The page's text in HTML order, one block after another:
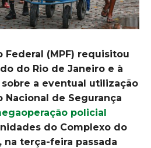
Federal (MPF) requisitou
do Rio de Janeiro e à
a eventual utilização
Nacional de Segurança
policial
do Complexo do
na terça-feira passada